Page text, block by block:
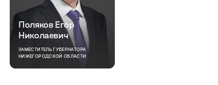
Поляков Егор
Николаевич
ЗАМЕСТИТЕЛЬ ГУБЕРНАТОРА
НИЖЕГОРОДСКОЙ ОБЛАСТИ